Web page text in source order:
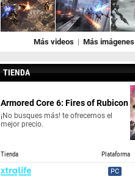
Más videos| Más imágenes
TIENDA
Armored Core 6: Fires of Rubicon
¡No busques más! te ofrecemos el
mejor precio.
Tienda Plataforma
PC